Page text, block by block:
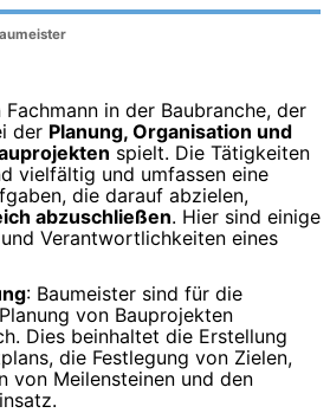
in der Baubranche, der
der Planung, Organisation und
spielt. Die Tätigkeiten
vielfältig und umfassen eine
die darauf abzielen,
abzuschließen. Hier sind einige
Verantwortlichkeiten eines
: Baumeister sind für die
von Bauprojekten
Dies beinhaltet die Erstellung
die Festlegung von Zielen,
von Meilensteinen und den